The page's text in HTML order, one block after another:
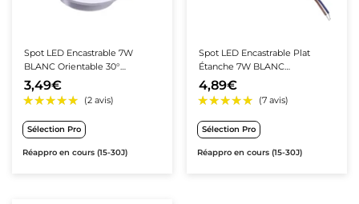
★★★★★
★★★★★ (6 avis) ★★★★★
★★★★★
Spot LED Encastrable 7W
BLANC Orientable 30°
Transformateur Intégré
3,49€
Sélection Pro
Réappro en cours (15-30J)
Spot LED Encastrable Plat
Étanche 7W BLANC
Transformateur Intégré
4,89€
Sélection Pro
Réappro en cours (15-30J)